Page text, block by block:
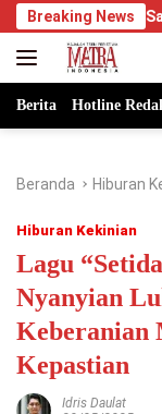
Langsung
ke
konten
Breaking News
Saat Prabowo
Berita Hotline
Beranda Hiburan
Hiburan Kekinian
Lagu
Nyanyian
Keberanian
Kepastian
Idris Daulat